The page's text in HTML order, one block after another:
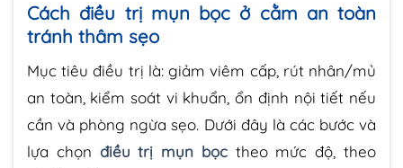
Cách điều trị mụn bọc ở cằm an toàn
tránh thâm sẹo
Mục tiêu điều trị là: giảm viêm cấp, rút nhân/mủ
an toàn, kiểm soát vi khuẩn, ổn định nội tiết nếu
cần và phòng ngừa sẹo. Dưới đây là các bước và
lựa chọn điều trị mụn bọctheo mức độ, theo